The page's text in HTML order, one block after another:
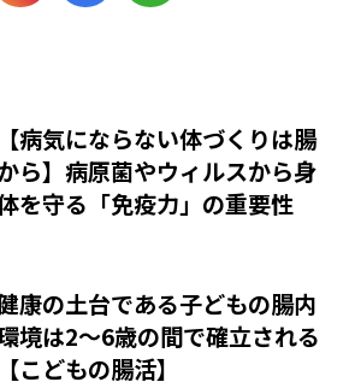
【病気にならない体づくりは腸
ら】病原菌やウィルスから身
を守る「免疫力」の重要性
康の土台である子どもの腸内
境は2〜6歳の間で確立される
【こどもの腸活】